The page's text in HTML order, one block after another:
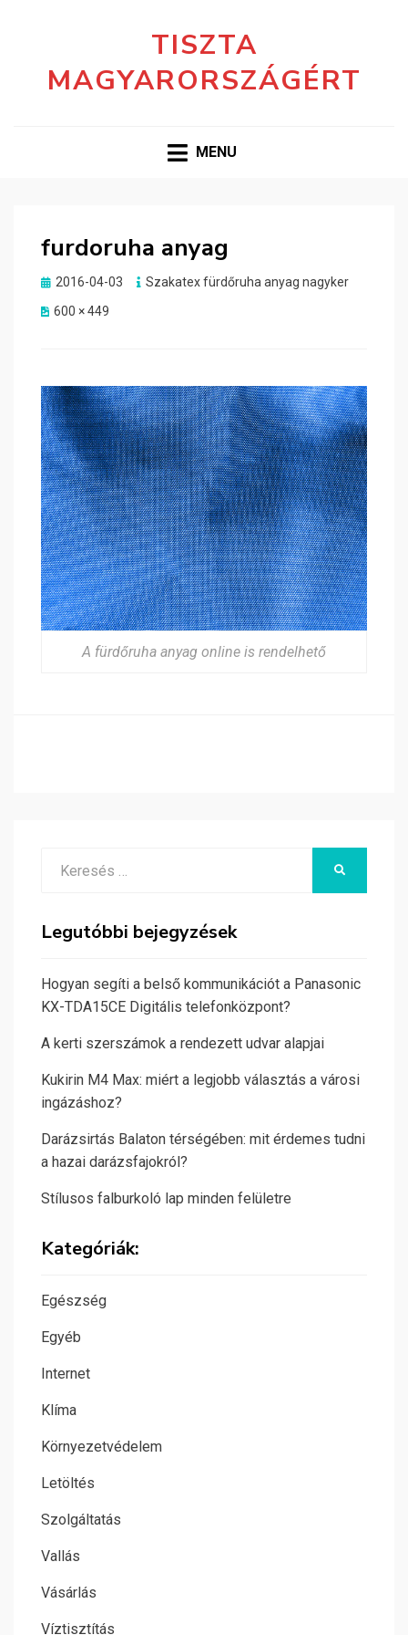
TISZTA
MAGYARORSZÁGÉRT
MENU
furdoruha anyag
Posted
2016-04-03
Szakatex fürdőruha anyag nagyker
600 × 449
A fürdőruha anyag online is rendelhető
Legutóbbi bejegyzések
Hogyan segíti a belső kommunikációt a Panasonic
KX-TDA15CE Digitális telefonközpont?
A kerti szerszámok a rendezett udvar alapjai
Kukirin M4 Max: miért a legjobb választás a városi
ingázáshoz?
Darázsirtás Balaton térségében: mit érdemes tudni
a hazai darázsfajokról?
Stílusos falburkoló lap minden felületre
Kategóriák:
Egészség
Egyéb
Internet
Klíma
Környezetvédelem
Letöltés
Szolgáltatás
Vallás
Vásárlás
Víztisztítás